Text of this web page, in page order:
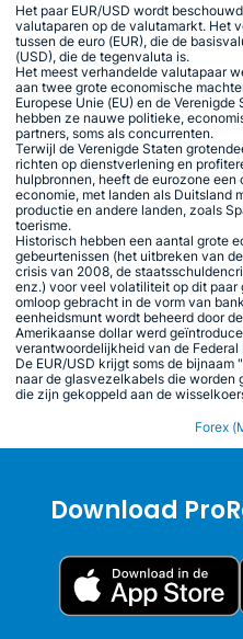
Het paar EUR/USD wordt
valutaparen op de valutamarkt. Het
tussen de euro (EUR), die de
(USD), die de tegenvaluta is.
Het meest verhandelde valutapaar
aan twee grote economische
Europese Unie (EU) en de
hebben ze nauwe politieke,
partners, soms als concurrenten.
Terwijl de Verenigde Staten
richten op dienstverlening en
hulpbronnen, heeft de eurozone
economie, met landen als Duitsland
productie en andere landen, zoals
toerisme.
Historisch hebben een aantal grote
gebeurtenissen (het uitbreken van
crisis van 2008, de
enz.) voor veel volatiliteit op dit
omloop gebracht in de vorm van
eenheidsmunt wordt beheerd door
Amerikaanse dollar werd
verantwoordelijkheid van de Federal
De EUR/USD krijgt soms de
naar de glasvezelkabels die
die zijn gekoppeld aan de
Forex
Download